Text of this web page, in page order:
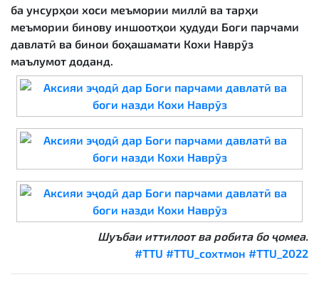
ба унсурҳои хоси меъмории миллӣ ва тарҳи
меъмории бинову иншоотҳои ҳудуди Боғи парчами
давлатӣ ва бинои боҳашамати Кохи Наврӯз
маълумот доданд.
Шуъбаи иттилоот ва робита бо ҷомеа.
#TTU #TTU_сохтмон #TTU_2022